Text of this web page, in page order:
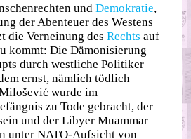
undDemokratie,
der Abenteuer des Westens
die Verneinung desRechts auf
kommt: Die Dämonisierung
durch westliche Politiker
ernst, nämlich tödlich
wurde im
zu Tode gebracht, der
und der Libyer Muammar
unter NATO-Aufsicht von